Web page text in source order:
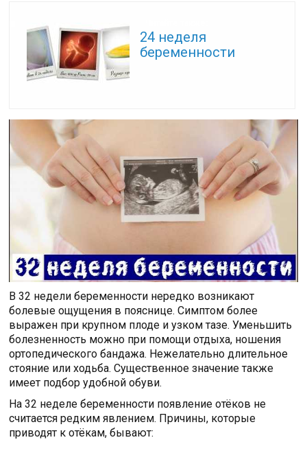
24 неделя
беременности
В 32 недели беременности нередко возникают
болевые ощущения в пояснице. Симптом более
выражен при крупном плоде и узком тазе. Уменьшить
болезненность можно при помощи отдыха, ношения
ортопедического бандажа. Нежелательно длительное
стояние или ходьба. Существенное значение также
имеет подбор удобной обуви.
На 32 неделе беременности появление отёков не
считается редким явлением. Причины, которые
приводят к отёкам, бывают: